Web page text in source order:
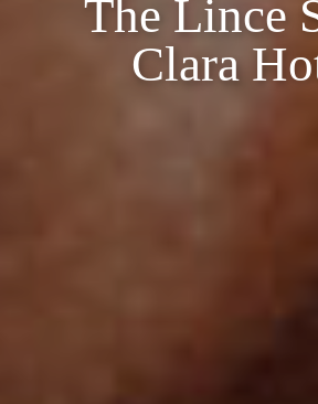
The Lince
Clara